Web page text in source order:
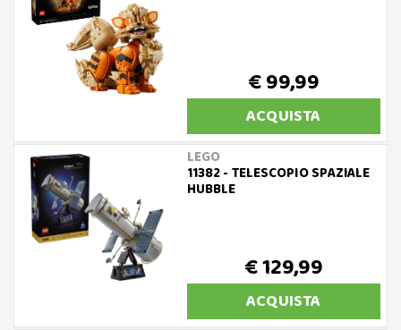
€ 99,99
ACQUISTA
LEGO
11382 - TELESCOPIO SPAZIALE
HUBBLE
€ 129,99
ACQUISTA